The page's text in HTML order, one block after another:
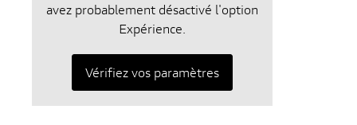
avez probablement désactivé l'option
Expérience.
Vérifiez vos paramètres